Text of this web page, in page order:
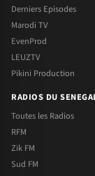
Derniers Episodes
Marodi TV
EvenProd
LEUZTV
Pikini Production
RADIOS DU
Toutes les Radios
RFM
Zik FM
Sud FM